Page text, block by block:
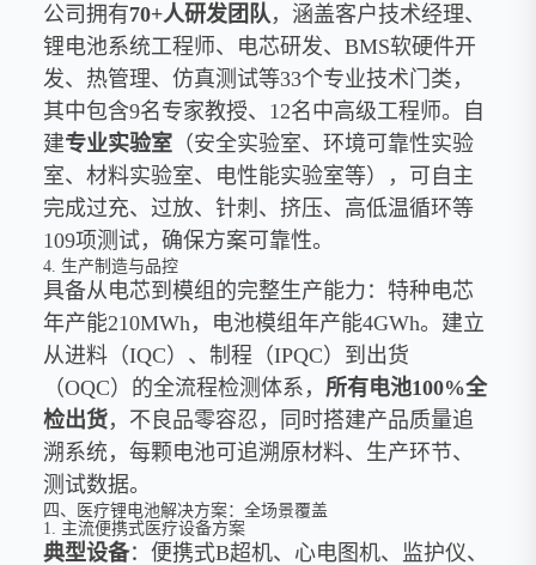
公司拥有70+人研发团队 ，涵盖客户技术经理、
锂电池系统工程师、电芯研发、BMS软硬件开
发、热管理、仿真测试等33个专业技术门类，
其中包含9名专家教授、12名中高级工程师。自
建专业实验室（安全实验室、环境可靠性实验
室、材料实验室、电性能实验室等），可自主
完成过充、过放、针刺、挤压、高低温循环等
109项测试，确保方案可靠性。
4. 生产制造与品控
具备从电芯到模组的完整生产能力：特种电芯
年产能210MWh，电池模组年产能4GWh。建立
从进料（IQC）、制程（IPQC）到出货
（OQC）的全流程检测体系， 所有电池100%全
检出货，不良品零容忍，同时搭建产品质量追
溯系统，每颗电池可追溯原材料、生产环节、
测试数据。
四、医疗锂电池解决方案：全场景覆盖
1. 主流便携式医疗设备方案
典型设备：便携式B超机、心电图机、监护仪、